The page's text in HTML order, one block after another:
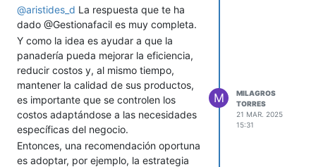
Este control te ayuda a planificar pagos
y evitar retrasos innecesarios.
Una contabilidad sana empieza con
disciplina y sencillez, no con
complejidad.
@aristides_d La respuesta que te ha
dado @Gestionafacil es muy completa.
Y como la idea es ayudar a que la
panadería pueda mejorar la eficiencia,
reducir costos y, al mismo tiempo,
mantener la calidad de sus productos,
es importante que se controlen los
costos adaptándose a las necesidades
específicas del negocio.
Entonces, una recomendación oportuna
es adoptar, por ejemplo, la estrategia
M
MILAGROS
TORRES
21 MAR. 2025
15:31